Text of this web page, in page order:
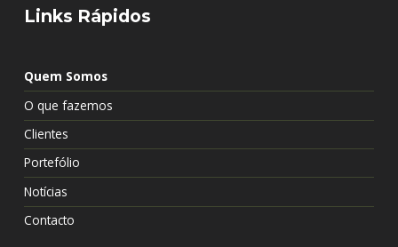
Links Rápidos
Quem Somos
O que fazemos
Clientes
Portefólio
Notícias
Contacto